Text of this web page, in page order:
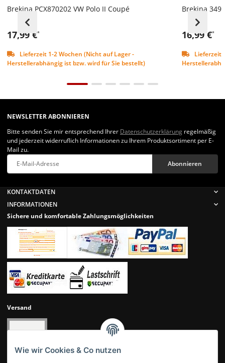
Wie wir Cookies & Co nutzen
Brekina PCX870202 VW Polo II Coupé
17,99 €*
Lieferzeit 1-2 Wochen (Nicht auf Lager -
Herstellerabhängig ist bzw. wird für Sie bestellt)
Brekina
16,99 €*
Lieferzeit
KONTAKTDATEN
INFORMATIONEN
Sichere und komfortable Zahlungsmöglichkeiten
Versand
NEWSLETTER ABONNIEREN
Bitte senden Sie mir entsprechend Ihrer Datenschutzerklärung regelmäßig
und jederzeit widerruflich Informationen zu Ihrem Produktsortiment per E-
Mail zu.
Abonnieren